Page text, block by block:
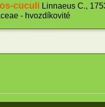
cuculi Linnaeus C.,
- hvozdíkovité